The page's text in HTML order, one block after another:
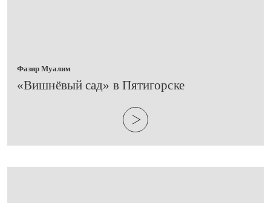
Фазир Муалим
​«Вишнёвый сад» в Пятигорске